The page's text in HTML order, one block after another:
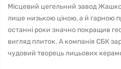
Місцевий цегельний завод
лише низькою ціною, а й гарною
останні роки значно покращив
вигляд плиток. А компанія СБК
чудовий творець лицьових